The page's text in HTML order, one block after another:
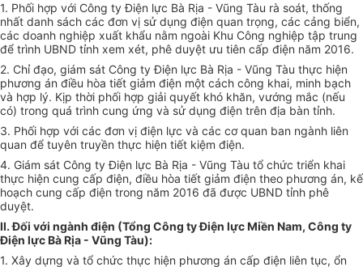
1. Phối hợp với Công ty Điện lực Bà Rịa - Vũng Tàu rà soát, thống
nhất danh sách các đơn vị sử dụng điện quan trọng, các cảng biển,
các doanh nghiệp xuất khẩu nằm ngoài Khu Công nghiệp tập trung
để trình UBND tỉnh xem xét, phê duyệt ưu tiên cấp điện năm 2016.
2. Chỉ đạo, giám sát Công ty Điện lực Bà Rịa - Vũng Tàu thực hiện
phương án điều hòa tiết giảm điện một cách công khai, minh bạch
và hợp lý. Kịp thời phối hợp giải quyết khó khăn, vướng mắc (nếu
có) trong quá trình cung ứng và sử dụng điện trên địa bàn tỉnh.
3. Phối hợp với các đơn vị điện lực và các cơ quan ban ngành liên
quan để tuyên truyền thực hiện tiết kiệm điện.
4. Giám sát Công ty Điện lực Bà Rịa - Vũng Tàu tổ chức triển khai
thực hiện cung cấp điện, điều hòa tiết giảm điện theo phương án, kế
hoạch cung cấp điện trong năm 2016 đã được UBND tỉnh phê
duyệt.
II. Đối với ngành điện (Tổng Công ty Điện lực Miền Nam, Công ty
Điện lực Bà Rịa - Vũng Tàu):
1. Xây dựng và tổ chức thực hiện phương án cấp điện liên tục, ổn